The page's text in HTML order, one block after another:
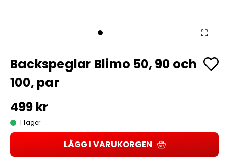
Backspeglar Blimo 50, 90 och
100, par
499 kr
I lager
LÄGG I VARUKORGEN